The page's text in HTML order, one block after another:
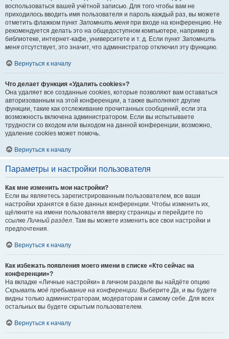
воспользоваться вашей учётной записью. Для того чтобы вам не
приходилось вводить имя пользователя и пароль каждый раз, вы можете
отметить флажком пункт Запомнить меня при входе на конференцию. Не
рекомендуется делать это на общедоступном компьютере, например в
библиотеке, интернет-кафе, университете и т. д. Если пункт Запомнить
меня отсутствует, это значит, что администратор отключил эту функцию.
Вернуться к началу
Что делает функция «Удалить cookies»?
Она удаляет все созданные cookies, которые позволяют вам оставаться
авторизованным на этой конференции, а также выполняют другие
функции, такие как отслеживание прочитанных сообщений, если эта
возможность включена администратором. Если вы испытываете
трудности со входом или выходом на данной конференции, возможно,
удаление cookies может помочь.
Вернуться к началу
Параметры и настройки пользователя
Как мне изменить мои настройки?
Если вы являетесь зарегистрированным пользователем, все ваши
настройки хранятся в базе данных конференции. Чтобы изменить их,
щёлкните на имени пользователя вверху страницы и перейдите по
ссылкеЛичный раздел. Там вы можете изменить все свои настройки и
предпочтения.
Вернуться к началу
Как избежать появления моего имени в списке «Кто сейчас на
конференции»?
На вкладке «Личные настройки» в личном разделе вы найдёте опцию
Скрывать моё пребывание на конференции. ВыберитеДа, и вы будете
видны только администраторам, модераторам и самому себе. Для всех
остальных вы будете скрытым пользователем.
Вернуться к началу